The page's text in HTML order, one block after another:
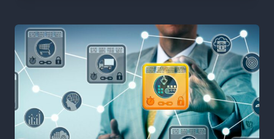
CATALYSEUR
DE
LA
TRANSFORMATION
NUMÉRIQUE